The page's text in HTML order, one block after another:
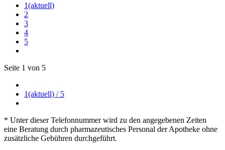
1(aktuell)
2
3
4
5
Seite 1 von 5
1(aktuell) / 5
* Unter dieser Telefonnummer wird zu den angegebenen Zeiten
eine Beratung durch pharmazeutisches Personal der Apotheke ohne
zusätzliche Gebühren durchgeführt.